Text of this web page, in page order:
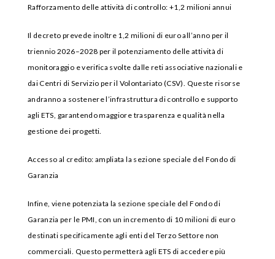
Rafforzamento delle attività di controllo: +1,2 milioni annui
Il decreto prevede inoltre 1,2 milioni di euro all’anno per il
triennio 2026–2028 per il potenziamento delle attività di
monitoraggio e verifica svolte dalle reti associative nazionali e
dai Centri di Servizio per il Volontariato (CSV). Queste risorse
andranno a sostenere l’infrastruttura di controllo e supporto
agli ETS, garantendo maggiore trasparenza e qualità nella
gestione dei progetti.
Accesso al credito: ampliata la sezione speciale del Fondo di
Garanzia
Infine, viene potenziata la sezione speciale del Fondo di
Garanzia per le PMI, con un incremento di 10 milioni di euro
destinati specificamente agli enti del Terzo Settore non
commerciali. Questo permetterà agli ETS di accedere più